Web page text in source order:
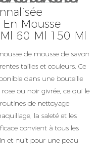
Mousse
60 Ml 150 Ml
de mousse de savon
tailles et couleurs. Ce
dans une bouteille
ou noir givrée, ce qui le
de nettoyage
la saleté et les
convient à tous les
et nuit pour une peau